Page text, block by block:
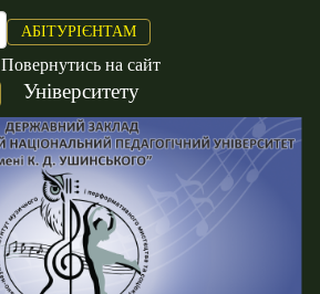
АБІТУРІЄНТАМ
Повернутись на сайт
Університету